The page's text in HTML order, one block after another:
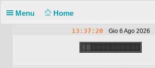
Menu Home
13:37:20 Gio 6 Ago 2026